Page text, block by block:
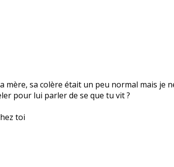
sa colère était un peu normal mais je
pour lui parler de se que tu vit ?
toi